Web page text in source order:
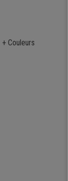
+ Couleurs